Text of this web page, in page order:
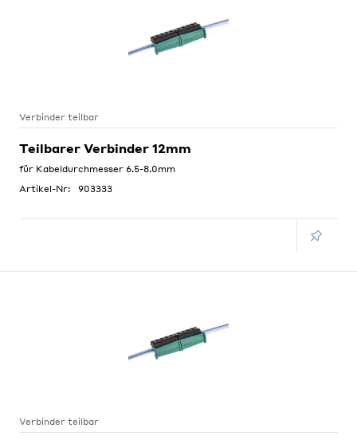
Verbinder teilbar
Teilbarer Verbinder 12mm
für Kabeldurchmesser 6.5-8.0mm
Artikel-Nr:
903333
Verbinder teilbar